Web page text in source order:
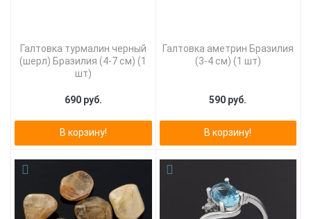
Галтовка турмалин черный
(шерл) Бразилия (4-7 см) (1
шт)
690 руб.
В корзину!
Галтовка аметрин Бразилия
(3-4 см) (1 шт)
590 руб.
В корзину!